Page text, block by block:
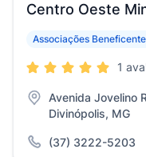
Centro Oeste
Associações
1
Avenida Jovelino
Divinópolis, MG
(37) 3222-5203